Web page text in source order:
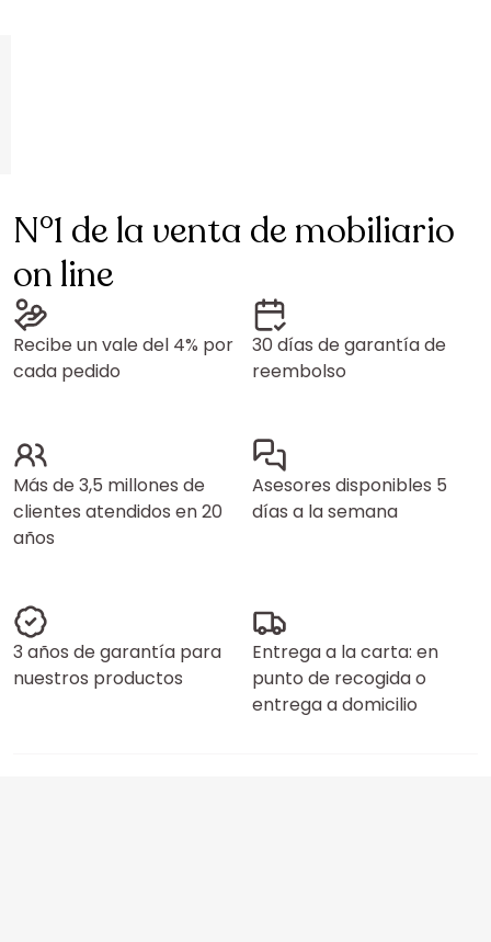
N°1 de la venta de mobiliario
on line
Recibe un vale del 4% por
cada pedido
30 días de garantía de
reembolso
Más de 3,5 millones de
clientes atendidos en 20
años
Asesores disponibles 5
días a la semana
3 años de garantía para
nuestros productos
Entrega a la carta: en
punto de recogida o
entrega a domicilio